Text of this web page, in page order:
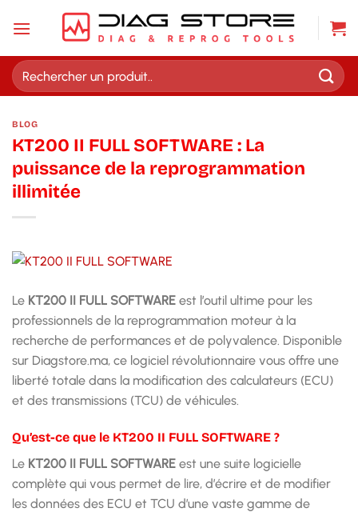
Recherche
pour :
BLOG
KT200 II FULL SOFTWARE : La
puissance de la reprogrammation
illimitée
Le KT200 II FULL SOFTWARE est l’outil ultime pour les
professionnels de la reprogrammation moteur à la
recherche de performances et de polyvalence. Disponible
sur Diagstore.ma, ce logiciel révolutionnaire vous offre une
liberté totale dans la modification des calculateurs (ECU)
et des transmissions (TCU) de véhicules.
Qu’est-ce que le KT200 II FULL SOFTWARE ?
Le KT200 II FULL SOFTWARE est une suite logicielle
complète qui vous permet de lire, d’écrire et de modifier
les données des ECU et TCU d’une vaste gamme de